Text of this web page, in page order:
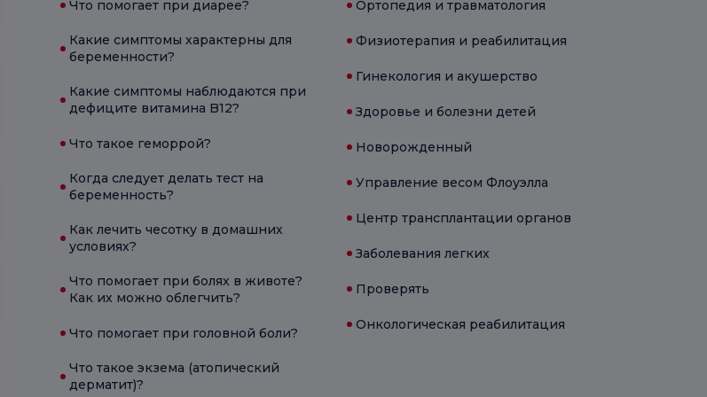
Что помогает при диарее?
Какие симптомы характерны для
беременности?
Какие симптомы наблюдаются при
дефиците витамина B12?
Что такое геморрой?
Когда следует делать тест на
беременность?
Как лечить чесотку в домашних
условиях?
Что помогает при болях в животе?
Как их можно облегчить?
Что помогает при головной боли?
Что такое экзема (атопический
дерматит)?
Ортопедия и травматология
Физиотерапия и реабилитация
Гинекология и акушерство
Здоровье и болезни детей
Новорожденный
Управление весом Флоуэлла
Центр трансплантации органов
Заболевания легких
Проверять
Онкологическая реабилитация